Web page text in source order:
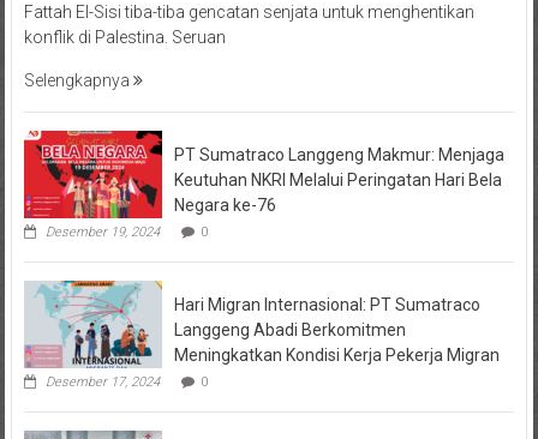
Fattah El-Sisi tiba-tiba gencatan senjata untuk menghentikan
konflik di Palestina. Seruan
Selengkapnya
PT Sumatraco Langgeng Makmur: Menjaga
Keutuhan NKRI Melalui Peringatan Hari Bela
Negara ke-76
Desember 19, 2024 0
Hari Migran Internasional: PT Sumatraco
Langgeng Abadi Berkomitmen
Meningkatkan Kondisi Kerja Pekerja Migran
Desember 17, 2024 0